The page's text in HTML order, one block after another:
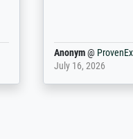
SJL@ProvenExpert
December 2, 2025